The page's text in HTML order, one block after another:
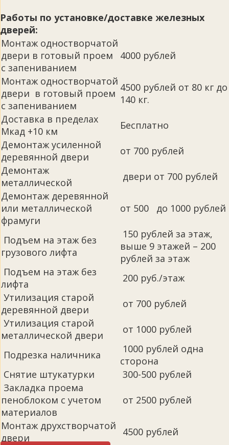
Работы по установке/доставке железных
дверей:
Монтаж одностворчатой
двери в готовый проем
с запениванием
4000 рублей
Монтаж одностворчатой
двери в готовый проем
с запениванием
4500 рублей от 80 кг до
140 кг.
Доставка в пределах
Мкад +10 км
Бесплатно
Демонтаж усиленной
деревянной двери
от 700 рублей
Демонтаж
металлической
двери от 700 рублей
Демонтаж деревянной
или металлической
фрамуги
от 500 до 1000 рублей
Подъем на этаж без
грузового лифта
150 рублей за этаж,
выше 9 этажей – 200
рублей за этаж
Подъем на этаж без
лифта
200 руб./этаж
Утилизация старой
деревянной двери
от 700 рублей
Утилизация старой
металлической двери
от 1000 рублей
Подрезка наличника
1000 рублей одна
сторона
Снятие штукатурки
300-500 рублей
Закладка проема
пеноблоком с учетом
материалов
от 2500 рублей
Монтаж друхстворчатой
двери
4500 рублей